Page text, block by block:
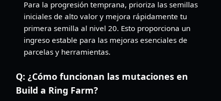
Para la progresión temprana, prioriza las semillas
iniciales de alto valor y mejora rápidamente tu
primera semilla al nivel 20. Esto proporciona un
ingreso estable para las mejoras esenciales de
parcelas y herramientas.
Q: ¿Cómo funcionan las mutaciones en
Build a Ring Farm?